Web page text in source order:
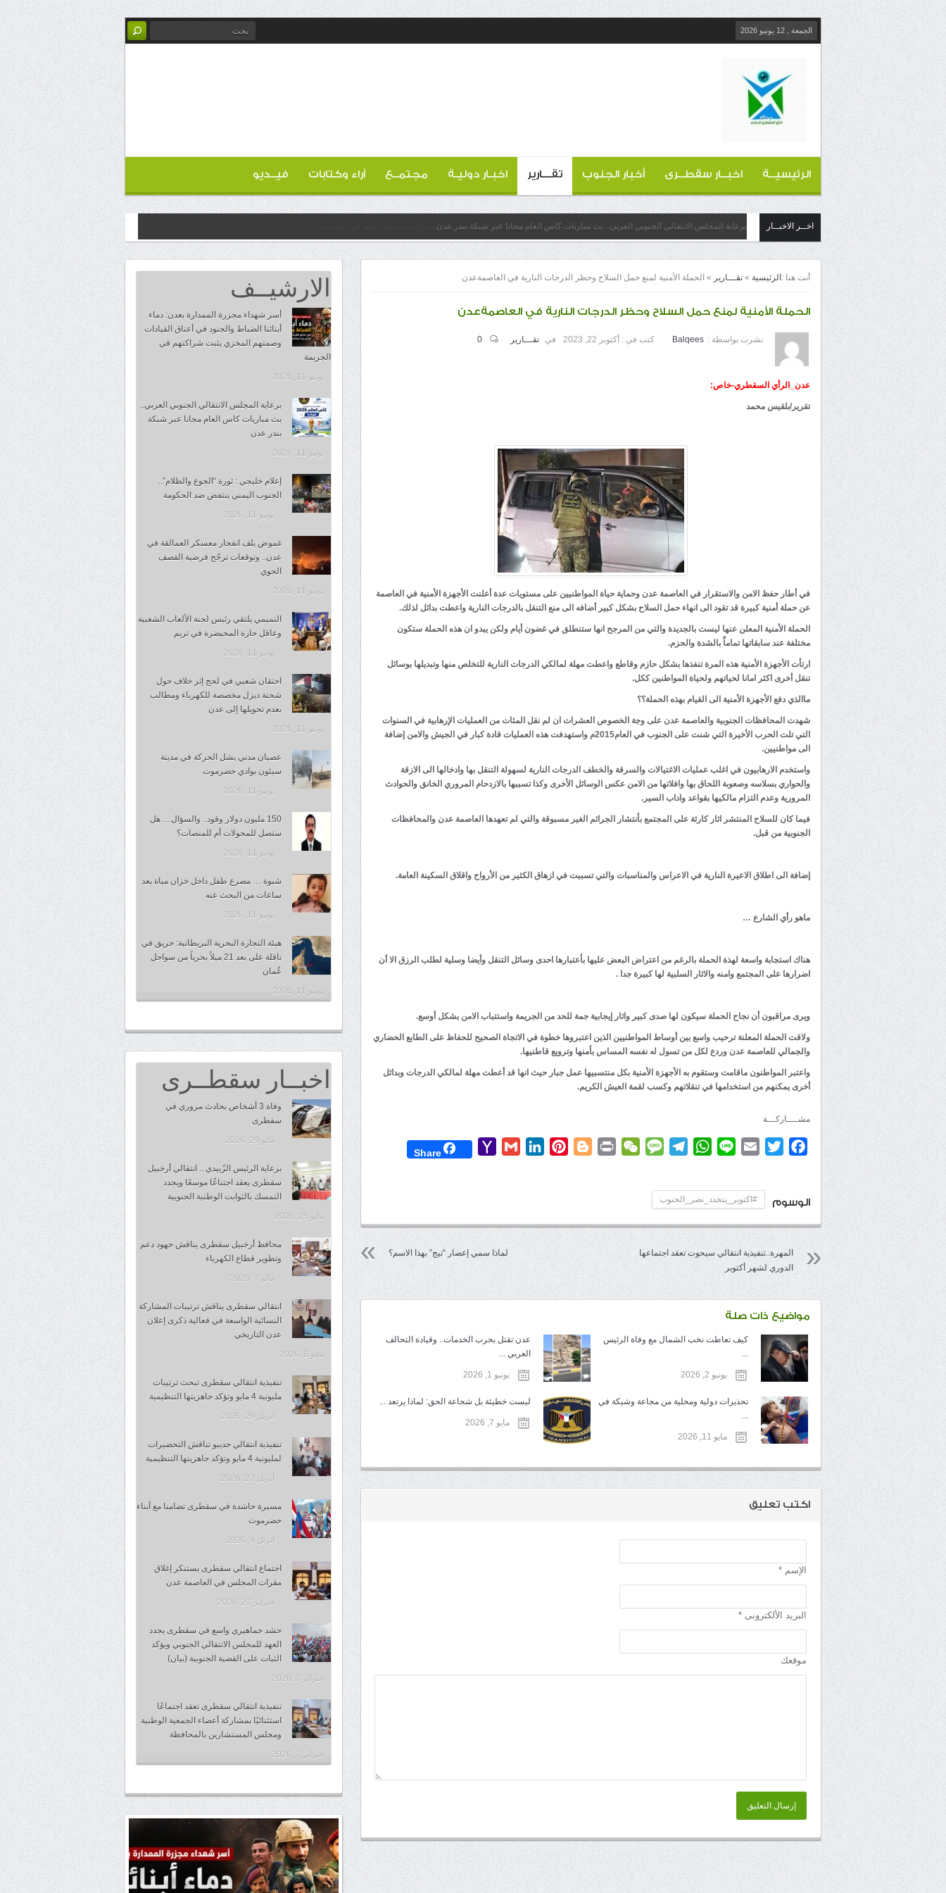
الجمعة , 12 يونيو 2026
الرئيسيــة اخبــار سقطــرى أخبار الجنوب تقـــارير اخبـار دوليـة مجتمــع آراء وكتابات فيــديو
اخــر الاخبــار برعاية المجلس الانتقالي الجنوبي العربي.. بث مباريات كاس العام مجانا عبر شبكة بندر عدن
أنت هنا : الرئيسية » تقـــارير » الحملة الأمنية لمنع حمل السلاح وحظر الدرجات النارية في العاصمةعدن
الحملة الأمنية لمنع حمل السلاح وحظر الدرجات النارية في العاصمةعدن
نشرت بواسطة : Balqees كتب في : أكتوبر 22, 2023 في تقـــارير 0
عدن_الرأي السقطري-خاص:
تقرير/بلقيس محمد
في أطار حفظ الامن والاستقرار في العاصمة عدن وحماية حياة المواطنيين على مستويات عدة أعلنت الأجهزة الأمنية في العاصمة
عن حملة أمنية كبيرة قد تقود الى انهاء حمل السلاح بشكل كبير أضافه الى منع التنقل بالدرجات النارية واعطت بدائل لذلك.
الحملة الأمنية المعلن عنها ليست بالجديدة والتي من المرجح انها ستنطلق في غضون أيام ولكن يبدو ان هذه الحملة ستكون
مختلفة عند سابقاتها تماماّ بالشدة والحزم.
ارتأت الأجهزة الأمنية هذه المرة تنفذها بشكل حازم وقاطع واعطت مهلة لمالكي الدرجات النارية للتخلص منها وتبديلها بوسائل
تنقل أخرى اكثر امانا لحياتهم ولحياة المواطنين ككل.
ماالذي دفع الأجهزة الأمنية الى القيام بهذه الحملة؟؟
شهدت المحافظات الجنوبية والعاصمة عدن على وجة الخصوص العشرات ان لم نقل المئات من العمليات الإرهابية في السنوات
التي تلت الحرب الأخيرة التي شنت على الجنوب في العام2015م واستهدفت هذه العمليات قادة كبار في الجيش والامن إضافة
الى مواطنيين.
واستخدم الارهابيون في اغلب عمليات الاغتيالات والسرقة والخطف الدرجات النارية لسهولة التنقل بها وادخالها الى الازقة
والحواري بسلاسه وصعوبة اللحاق بها وافلاتها من الامن عكس الوسائل الأخرى وكذا تسببها بالازدحام المروري الخانق والحوادث
المرورية وعدم التزام مالكيها بقواعد واداب السير.
فيما كان للسلاح المنتشر اثار كارثة على المجتمع بأنتشار الجرائم الغير مسبوقة والتي لم تعهدها العاصمة عدن والمحافظات
الجنوبية من قبل.
إضافة الى اطلاق الاعيرة النارية في الاعراس والمناسبات والتي تسببت في ازهاق الكثير من الأرواح واقلاق السكينة العامة.
ماهو رأي الشارع …
هناك استجابة واسعة لهذة الحملة بالرغم من اعتراض البعض عليها بأعتبارها احدى وسائل التنقل وأيضا وسلية لطلب الرزق الا أن
اضرارها على المجتمع وامنه والاثار السلبية لها كبيرة جدا .
ويرى مراقبون أن نجاح الحملة سيكون لها صدى كبير واثار إيجابية جمة للحد من الجريمة واستتباب الامن بشكل أوسع.
ولاقت الحملة المعلنة ترحيب واسع بين أوساط المواطنيين الذين اعتبروها خطوة في الاتجاة الصحيح للحفاظ على الطابع الحضاري
والجمالي للعاصمة عدن وردع لكل من تسول له نفسه المساس بأمنها وترويع قاطنيها.
واعتبر المواطنون ماقامت وستقوم به الأجهزة الأمنية بكل منتسبيها عمل جبار حيث انها قد أعطت مهلة لمالكي الدرجات وبدائل
أخرى يمكنهم من استخدامها في تنقلاتهم وكسب لقمة العيش الكريم.
مشــــاركـــة
Facebook
Twitter
Email
Line
WhatsApp
Telegram
Message
WeChat
Print
Blogger
Pinterest
LinkedIn
Gmail
Yahoo
Share
الوسوم #اكتوبر_يتجدد_نصر_الجنوب
لماذا سمي إعصار “تيج” بهذا الاسم؟
المهرة..تنفيذية انتقالي سيحوت تعقد اجتماعها
الدوري لشهر أكتوبر
مواضيع ذات صلة
كيف تعاطت نخب الشمال مع وفاة الرئيس
...
يونيو 2, 2026
عدن تقتل بحرب الخدمات.. وقيادة التحالف
العربي ...
يونيو 1, 2026
تحذيرات دولية ومحلية من مجاعة وشيكة في
...
مايو 11, 2026
ليست خطيئة بل شجاعة الحق: لماذا يرتعد ...
مايو 7, 2026
اكتب تعليق
الإسم *
البريد الألكترونى *
موقعك
إرسال التعليق
الارشيــف
أسر شهداء مجزرة الممدارة بعدن: دماء
أبنائنا الضباط والجنود في أعناق القيادات
وصمتهم المخزي يثبت شراكتهم في
الجريمة
يونيو 11, 2026
برعاية المجلس الانتقالي الجنوبي العربي..
بث مباريات كاس العام مجانا عبر شبكة
بندر عدن
يونيو 11, 2026
إعلام خليجي : ثورة “الجوع والظلام”..
الجنوب اليمني ينتفض ضد الحكومة
يونيو 11, 2026
غموض يلف انفجار معسكر العمالقة في
عدن.. وتوقعات ترجّح فرضية القصف
الجوي
يونيو 11, 2026
التميمي يلتقي رئيس لجنة الألعاب الشعبية
وعاقل حارة المحيضرة في تريم
يونيو 11, 2026
احتقان شعبي في لحج إثر خلاف حول
شحنة ديزل مخصصة للكهرباء ومطالب
بعدم تحويلها إلى عدن
يونيو 11, 2026
عصيان مدني يشل الحركة في مدينة
سيئون بوادي حضرموت
يونيو 11, 2026
150 مليون دولار وقود.. والسؤال… هل
ستصل للمحولات أم للمنصات؟
يونيو 11, 2026
شبوة … مصرع طفل داخل خزان مياة بعد
ساعات من البحث عنه
يونيو 11, 2026
هيئة التجارة البحرية البريطانية: حريق في
ناقلة على بعد 21 ميلاً بحرياً من سواحل
عُمان
يونيو 11, 2026
اخبــار سقطــرى
وفاة 3 أشخاص بحادث مروري في
سقطرى
مايو 29, 2026
برعاية الرئيس الزُبيدي .. انتقالي أرخبيل
سقطرى يعقد اجتناعُا موسعًا ويجدد
التمسك بالثوابت الوطنية الجنوبية
مايو 25, 2026
محافظ أرخبيل سقطرى يناقش جهود دعم
وتطوير قطاع الكهرباء
مايو 7, 2026
انتقالي سقطرى يناقش ترتيبات المشاركة
النسائية الواسعة في فعالية ذكرى إعلان
عدن التاريخي
مايو 6, 2026
تنفيذية انتقالي سقطرى تبحث ترتيبات
مليونية 4 مايو وتؤكد جاهزيتها التنظيمية
أبريل 29, 2026
تنفيذية انتقالي حديبو تناقش التحضيرات
لمليونية 4 مايو وتؤكد جاهزيتها التنظيمية
أبريل 27, 2026
مسيرة حاشدة في سقطرى تضامنا مع أبناء
حضرموت
أبريل 9, 2026
اجتماع انتقالي سقطرى يستنكر إغلاق
مقرات المجلس في العاصمة عدن
فبراير 27, 2026
حشد جماهيري واسع في سقطرى يجدد
العهد للمجلس الانتقالي الجنوبي ويؤكد
الثبات على القضية الجنوبية (بيان)
فبراير 7, 2026
تنفيذية انتقالي سقطرى تعقد اجتماعًا
استثنائيًا بمشاركة أعضاء الجمعية الوطنية
ومجلس المستشارين بالمحافظة
فبراير 7, 2026